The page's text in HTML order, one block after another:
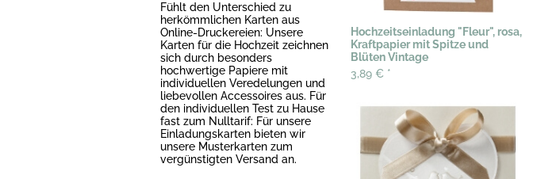
Fühlt den Unterschied zu
herkömmlichen Karten aus
Online-Druckereien: Unsere
Karten für die Hochzeit zeichnen
sich durch besonders
hochwertige Papiere mit
individuellen Veredelungen und
liebevollen Accessoires aus. Für
den individuellen Test zu Hause
fast zum Nulltarif: Für unsere
Einladungskarten bieten wir
unsere Musterkarten zum
vergünstigten Versand an.
Hochzeitseinladung "Fleur", rosa,
Kraftpapier mit Spitze und
Blüten Vintage
3,89 € *